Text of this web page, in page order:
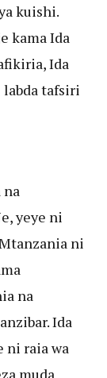
kuishi.
kama Ida
Ida
labda tafsiri
na
yeye ni
ni
na
Ida
ni raia wa